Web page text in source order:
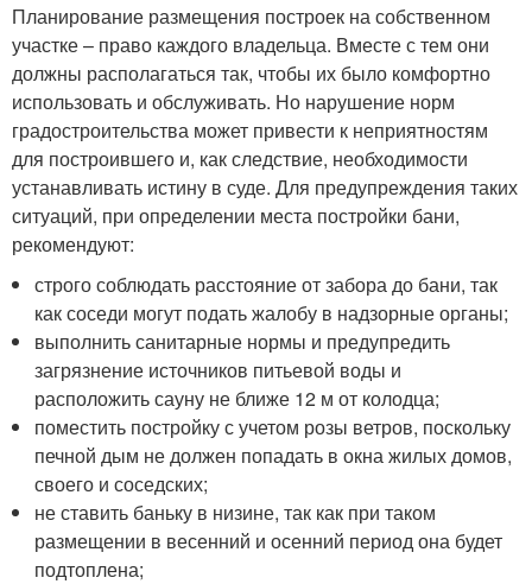
Планирование размещения построек на собственном
участке – право каждого владельца. Вместе с тем они
должны располагаться так, чтобы их было комфортно
использовать и обслуживать. Но нарушение норм
градостроительства может привести к неприятностям
для построившего и, как следствие, необходимости
устанавливать истину в суде. Для предупреждения таких
ситуаций, при определении места постройки бани,
рекомендуют:
строго соблюдать расстояние от забора до бани, так
как соседи могут подать жалобу в надзорные органы;
выполнить санитарные нормы и предупредить
загрязнение источников питьевой воды и
расположить сауну не ближе 12 м от колодца;
поместить постройку с учетом розы ветров, поскольку
печной дым не должен попадать в окна жилых домов,
своего и соседских;
не ставить баньку в низине, так как при таком
размещении в весенний и осенний период она будет
подтоплена;